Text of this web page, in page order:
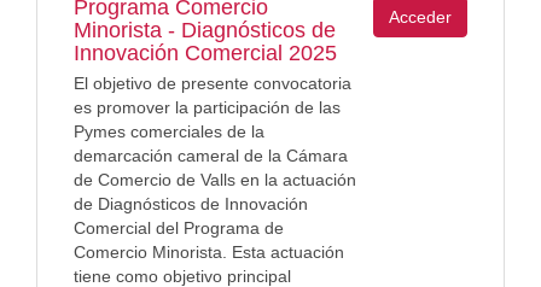
Programa Comercio
Minorista - Diagnósticos de
Innovación Comercial 2025
El objetivo de presente convocatoria
es promover la participación de las
Pymes comerciales de la
demarcación cameral de la Cámara
de Comercio de Valls en la actuación
de Diagnósticos de Innovación
Comercial del Programa de
Comercio Minorista. Esta actuación
tiene como objetivo principal
Acceder